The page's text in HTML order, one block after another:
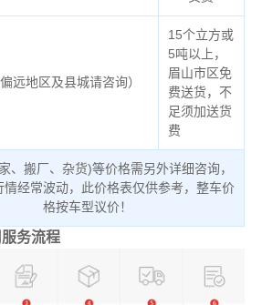
远地区及县城请咨询）
15个立方或
5吨以上，
眉山市区免
费送货，不
足须加送货
费
、搬厂、杂货)等价格需另外详细咨询，
情经常波动，此价格表仅供参考，整车价
格按车型议价！
务流程